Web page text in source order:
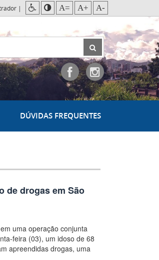
| A= A+ A-
DÚVIDAS FREQUENTES
de drogas em São
uma operação conjunta
feira (03), um idoso de 68
apreendidas drogas, uma